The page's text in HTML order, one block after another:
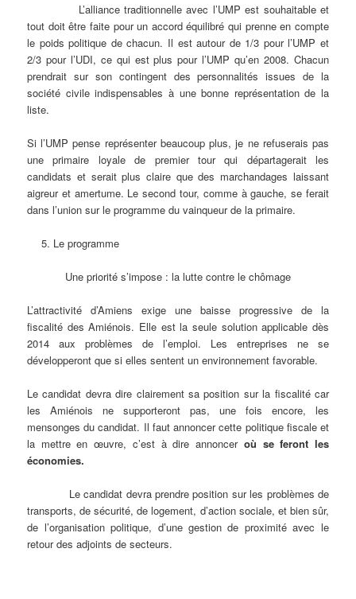
L’alliance traditionnelle avec l’UMP est souhaitable et
tout doit être faite pour un accord équilibré qui prenne en compte
le poids politique de chacun. Il est autour de 1/3 pour l’UMP et
2/3 pour l’UDI, ce qui est plus pour l’UMP qu’en 2008. Chacun
prendrait sur son contingent des personnalités issues de la
société civile indispensables à une bonne représentation de la
liste.
Si l’UMP pense représenter beaucoup plus, je ne refuserais pas
une primaire loyale de premier tour qui départagerait les
candidats et serait plus claire que des marchandages laissant
aigreur et amertume. Le second tour, comme à gauche, se ferait
dans l’union sur le programme du vainqueur de la primaire.
Le programme
Une priorité s’impose : la lutte contre le chômage
L’attractivité d’Amiens exige une baisse progressive de la
fiscalité des Amiénois. Elle est la seule solution applicable dès
2014 aux problèmes de l’emploi. Les entreprises ne se
développeront que si elles sentent un environnement favorable.
Le candidat devra dire clairement sa position sur la fiscalité car
les Amiénois ne supporteront pas, une fois encore, les
mensonges du candidat. Il faut annoncer cette politique fiscale et
la mettre en œuvre, c’est à dire annoncer où se feront les
économies.
Le candidat devra prendre position sur les problèmes de
transports, de sécurité, de logement, d’action sociale, et bien sûr,
de l’organisation politique, d’une gestion de proximité avec le
retour des adjoints de secteurs.